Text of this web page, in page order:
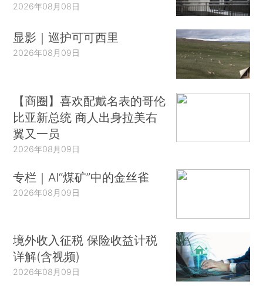
2026年08月08日
显影｜巡护可可西里
2026年08月09日
【商圈】喜欢配戴名表的哥伦
比亚新总统 商人出身拉美右
翼又一员
2026年08月09日
专栏｜AI“煤矿”中的金丝雀
2026年08月09日
境外收入征税 保险收益计税
详解(含视频)
2026年08月09日